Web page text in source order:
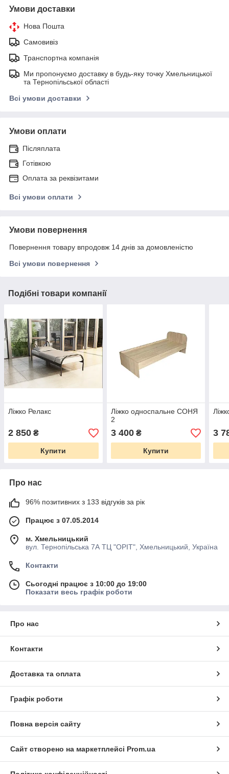
Умови доставки
Нова Пошта
Самовивіз
Транспортна компанія
Ми пропонуємо доставку в будь-яку точку Хмельницької
та Тернопільської області
Всі умови доставки
Умови оплати
Післяплата
Готівкою
Оплата за реквізитами
Всі умови оплати
Умови повернення
Повернення товару впродовж 14 днів за домовленістю
Всі умови повернення
Подібні товари компанії
Ліжко Релакс
2 850 ₴
Купити
Ліжко односпальне СОНЯ
2
3 400₴
Купити
3
Про нас
96% позитивних з 133 відгуків за рік
Працює з 07.05.2014
м. Хмельницький
вул. Тернопільська 7А ТЦ "ОРІТ", Хмельницький, Україна
Контакти
Сьогодні працює з 10:00 до 19:00
Показати весь графік роботи
Про нас
Контакти
Доставка та оплата
Графік роботи
Повна версія сайту
Сайт створено на маркетплейсі Prom.ua